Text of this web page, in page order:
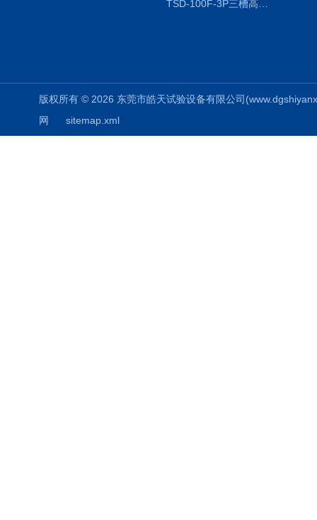
版权所有 © 2026 东莞市皓天试验设备有限公司
网
sitemap.xml